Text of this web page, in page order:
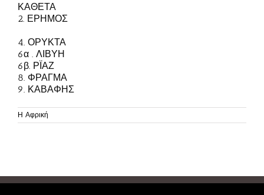
ΚΑΘΕΤΑ
2. ΕΡΗΜΟΣ
4. ΟΡΥΚΤΑ
6α . ΛΙΒΥΗ
6β. ΡΪΑΖ
8. ΦΡΑΓΜΑ
9. ΚΑΒΑΦΗΣ
Η Αφρική